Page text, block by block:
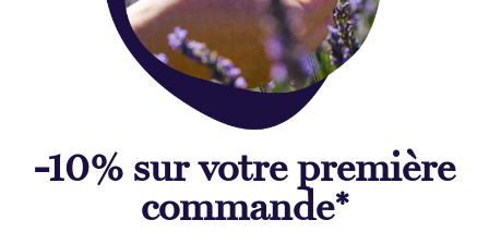
-10% sur votre première
commande*